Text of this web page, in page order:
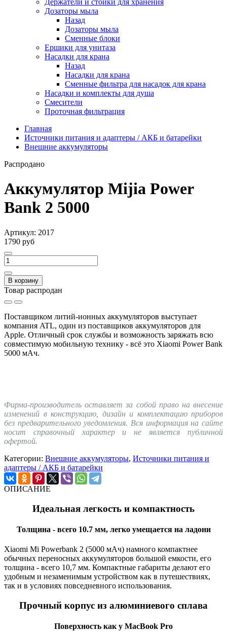
Держатели и стойки для хранения
Дозаторы мыла
Назад
Дозаторы мыла
Сменные блоки
Ершики для унитаза
Насадки для крана
Назад
Насадки для крана
Сменные фильтра для насадок для крана
Насадки и комплекты для душа
Смесители
Проточная фильтрация
Главная
Источники питания и адаптеры / АКБ и батарейки
Внешние аккумуляторы
Распродано
Аккумулятор Mijia Power
Bank 2 5000
Артикул: 2017
1790 руб
В корзину
Товар распродан
Поставщиком литий-ионных аккумуляторов выступает
компания ATL, один из поставщиков аккумуляторов для
Apple. Отличный срок службы и возможность заряжать всю
совместимую мобильную технику - всё это Xiaomi Power Bank
5000 мАч.
Фирма-производитель оставляет за собой право на внесение
изменений в конструкцию, дизайн и комплектацию приборов
без предварительного уведомления. Вся информация на сайте
носит справочный характер и не является публичной
офертой.
Категории: Внешние аккумуляторы, Источники питания и
адаптеры / АКБ и батарейки
ОПИСАНИЕ
Идеальная легкость и компактность
Толщина - всего 10.7 мм, легко умещается на ладони
Xiaomi Mi Powerbank 2 (5000 мАч) намного компактнее
обычных переносных аккумуляторов большой емкости, его
толщина - всего 10,7 мм. Компактные габариты делают его
удобным и незаменимым устройством как в путешествиях,
так и в условиях повседневного использования.
Прочный корпус из алюминиевого сплава
Поверхность как у MacBook Pro